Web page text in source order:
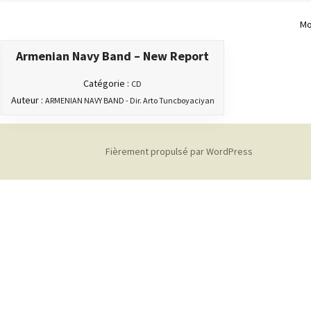
Armenian Navy Band – New Report
Catégorie : CD
Auteur : ARMENIAN NAVY BAND - Dir. Arto Tuncboyaciyan
Fièrement propulsé par WordPress